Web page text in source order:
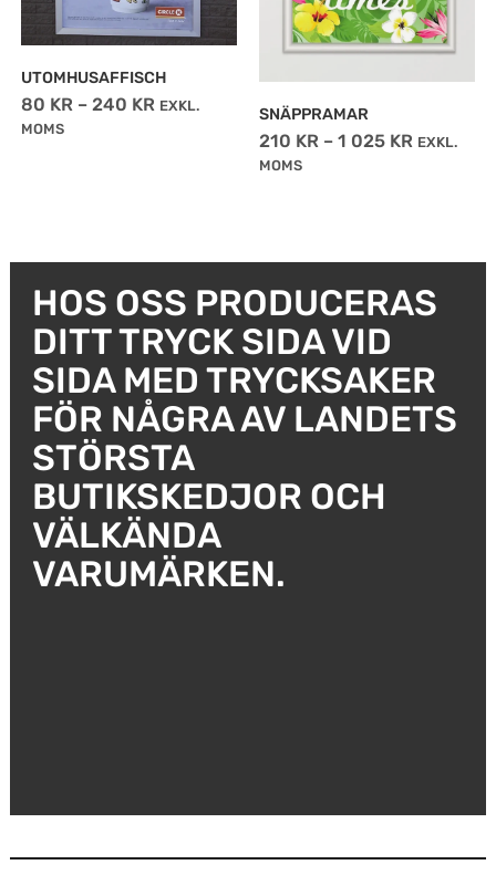
UTOMHUSAFFISCH
80 KR – 240 KR EXKL.
MOMS
De
olika
alternativen
kan
väljas
SNÄPPRAMAR
210 KR – 1 025 KR EXKL.
MOMS
olika
kan
väljas
på
HOS OSS PRODUCERAS
DITT TRYCK SIDA VID
SIDA MED TRYCKSAKER
FÖR NÅGRA AV LANDETS
STÖRSTA
BUTIKSKEDJOR OCH
VÄLKÄNDA
VARUMÄRKEN.